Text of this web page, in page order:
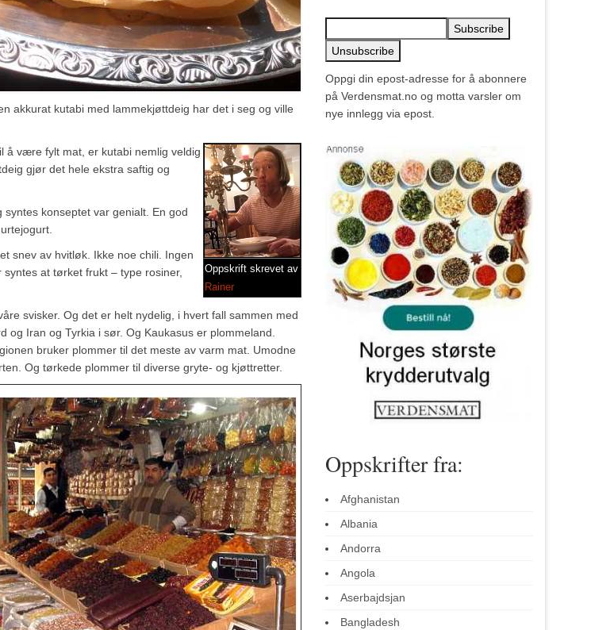
akkurat kutabi med lammekjøttdeig har det i seg og ville
Oppskrift skrevet av
Rainer
å være fylt mat, er kutabi nemlig veldig
gjør det hele ekstra saftig og
konseptet var genialt. En god
snev av hvitløk. Ikke noe chili. Ingen
at tørket frukt – type rosiner,
svisker. Og det er helt nydelig, i hvert fall sammen med
og Iran og Tyrkia i sør. Og Kaukasus er plommeland.
bruker plommer til det meste av varm mat. Umodne
Og tørkede plommer til diverse gryte- og kjøttretter.
Oppgi din epost-adresse for å abonnere
på Verdensmat.no og motta varsler om
nye innlegg via epost.
Oppskrifter fra:
Afghanistan
Albania
Andorra
Angola
Aserbajdsjan
Bangladesh